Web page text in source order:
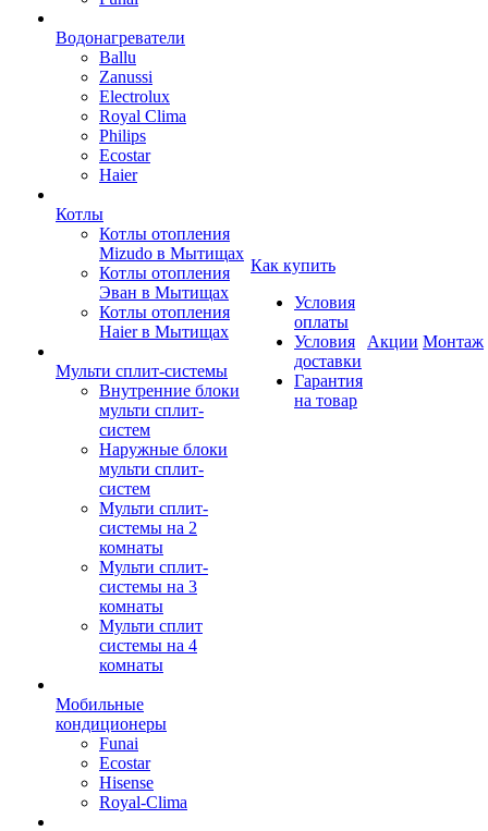
Водонагреватели
Ballu
Zanussi
Electrolux
Royal Clima
Philips
Ecostar
Haier
Котлы
Котлы отопления
Mizudo в Мытищах
Котлы отопления
Эван в Мытищах
Котлы отопления
Haier в Мытищах
Мульти сплит-системы
Внутренние блоки
мульти сплит-
систем
Наружные блоки
мульти сплит-
систем
Мульти сплит-
системы на 2
комнаты
Мульти сплит-
системы на 3
комнаты
Мульти сплит
системы на 4
комнаты
Мобильные
кондиционеры
Funai
Ecostar
Hisense
Royal-Clima
Как купить
Условия
оплаты
Условия
доставки
Гарантия
на товар
Акции Монтаж